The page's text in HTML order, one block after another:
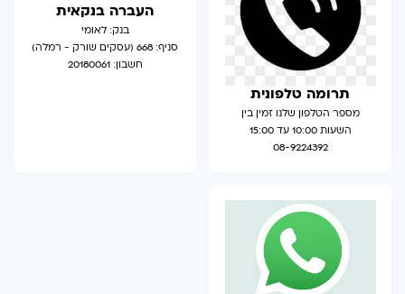
תרומה טלפונית
מספר הטלפון שלנו זמין בין
השעות 10:00 עד 15:00
08-9224392
העברה בנקאית
בנק: לאומי
סניף: 668 (עסקים שורק - רמלה)
חשבון: 20180061